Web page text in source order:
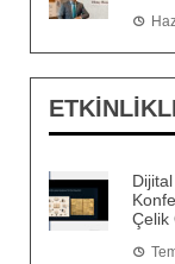
Çelik